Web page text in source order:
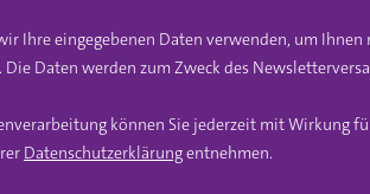
Ihre eingegebenen Daten verwenden, um
Daten werden zum Zweck des
können Sie jederzeit mit
Datenschutzerklärungentnehmen.